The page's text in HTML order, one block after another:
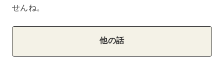
せんね。
他の話